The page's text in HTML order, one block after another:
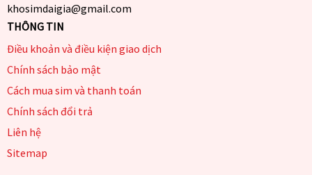
khosimdaigia@gmail.com
THÔNG TIN
Điều khoản và điều kiện giao dịch
Chính sách bảo mật
Cách mua sim và thanh toán
Chính sách đổi trả
Liên hệ
Sitemap